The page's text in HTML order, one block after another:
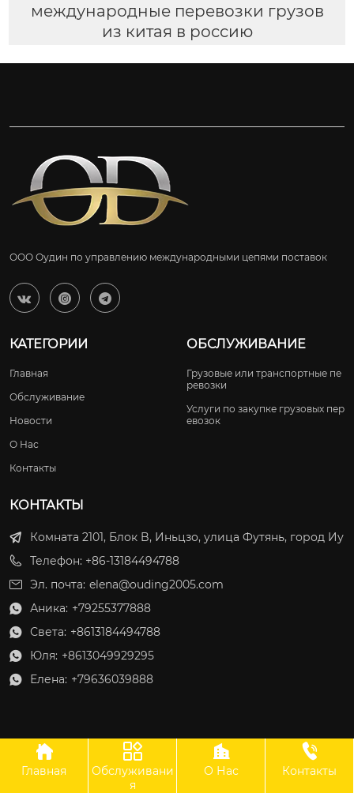
международные перевозки грузов
из китая в россию
ООО Оудин по управлению международными цепями поставок
  
КАТЕГОРИИ
Главная
Обслуживание
Новости
О Нас
Контакты
ОБСЛУЖИВАНИЕ
Грузовые или транспортные пе
ревозки
Услуги по закупке грузовых пер
евозок
КОНТАКТЫ
Комната 2101, Блок B, Иньцзо, улица Футянь, город Иу
Телефон: +86-13184494788
Эл. почта: elena@ouding2005.com
 Аника: +79255377888
 Света: +8613184494788
 Юля: +8613049929295
 Елена: +79636039888
ООО Оудин по управлению международными цепями поставок

Главная

Обслуживани
я

О Нас

Контакты